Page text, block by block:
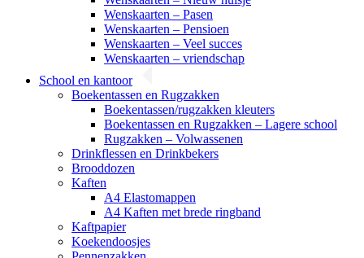
Wenskaarten – Pasen
Wenskaarten – Pensioen
Wenskaarten – Veel succes
Wenskaarten – vriendschap
School en kantoor
Boekentassen en Rugzakken
Boekentassen/rugzakken kleuters
Boekentassen en Rugzakken – Lagere school
Rugzakken – Volwassenen
Drinkflessen en Drinkbekers
Brooddozen
Kaften
A4 Elastomappen
A4 Kaften met brede ringband
Kaftpapier
Koekendoosjes